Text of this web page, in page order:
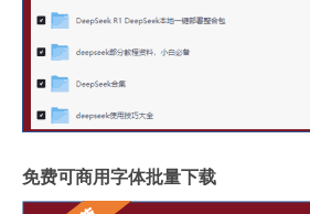
免费可商用字体批量下载